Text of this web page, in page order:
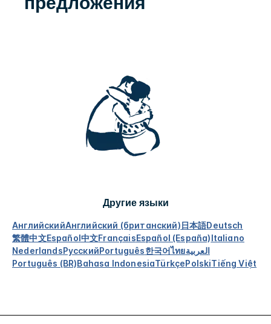
предложения
Другие языки
АнглийскийАнглийский (британский)日本語Deutsch
繁體中文Español中文FrançaisEspañol (España)Italiano
NederlandsРусскийPortuguês한국어ไทยالعربية
Português (BR)Bahasa IndonesiaTürkçePolskiTiếng Việt